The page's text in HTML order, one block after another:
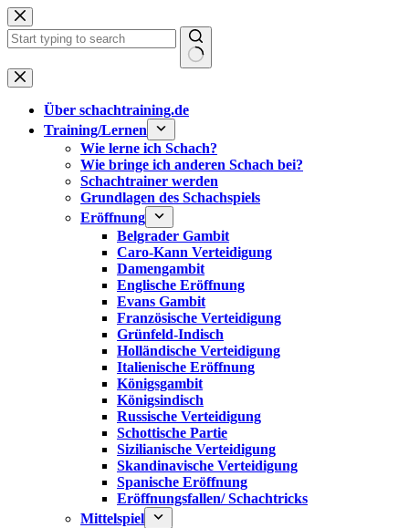
Zum
Inhalt
springen
Keine
Ergebnisse
Über schachtraining.de
Training/Lernen
Wie lerne ich Schach?
Wie bringe ich anderen Schach bei?
Schachtrainer werden
Grundlagen des Schachspiels
Eröffnung
Belgrader Gambit
Caro-Kann Verteidigung
Damengambit
Englische Eröffnung
Evans Gambit
Französische Verteidigung
Grünfeld-Indisch
Holländische Verteidigung
Italienische Eröffnung
Königsgambit
Königsindisch
Russische Verteidigung
Schottische Partie
Sizilianische Verteidigung
Skandinavische Verteidigung
Spanische Eröffnung
Eröffnungsfallen/ Schachtricks
Mittelspiel